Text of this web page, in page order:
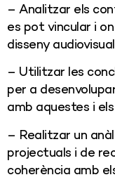
– Analitzar els
es pot vincular i
disseny
– Utilitzar les
per a
amb aquestes i
– Realitzar un
projectuals i de
coherència amb